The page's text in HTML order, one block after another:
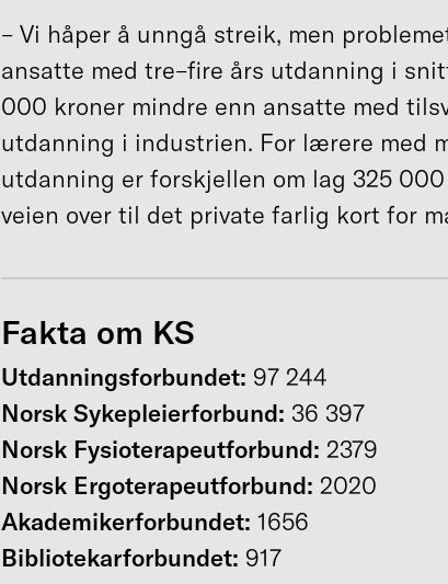
– Vi håper å unngå streik, men
ansatte med tre–fire års utdanning i
000 kroner mindre enn ansatte med
utdanning i industrien. For lærere med
utdanning er forskjellen om lag 325
veien over til det private farlig kort for
Fakta om KS
Utdanningsforbundet: 97 244
Norsk Sykepleierforbund: 36 397
Norsk Fysioterapeutforbund: 2379
Norsk Ergoterapeutforbund: 2020
Akademikerforbundet: 1656
Bibliotekarforbundet: 917